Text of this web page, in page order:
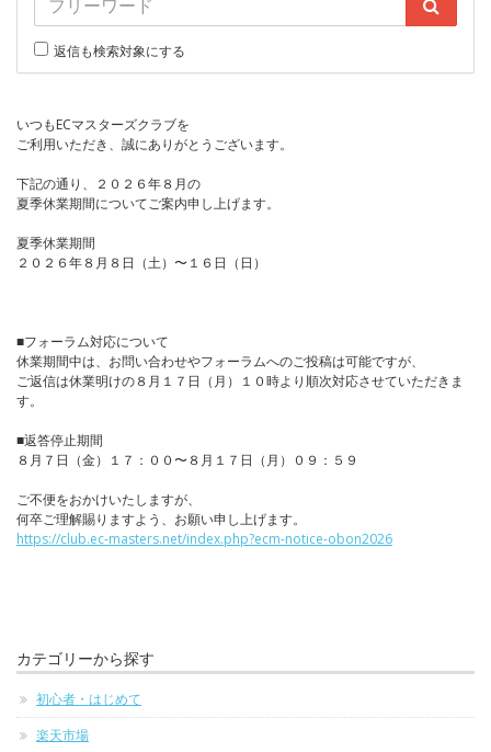
返信も検索対象にする
いつもECマスターズクラブを
ご利用いただき、誠にありがとうございます。
下記の通り、２０２６年８月の
夏季休業期間についてご案内申し上げます。
夏季休業期間
２０２６年８月８日（土）〜１６日（日）
■フォーラム対応について
休業期間中は、お問い合わせやフォーラムへのご投稿は可能ですが、
ご返信は休業明けの８月１７日（月）１０時より順次対応させていただきま
す。
■返答停止期間
８月７日（金）１７：００〜８月１７日（月）０９：５９
ご不便をおかけいたしますが、
何卒ご理解賜りますよう、お願い申し上げます。
https://club.ec-masters.net/index.php?ecm-notice-obon2026
カテゴリーから探す
初心者・はじめて
楽天市場